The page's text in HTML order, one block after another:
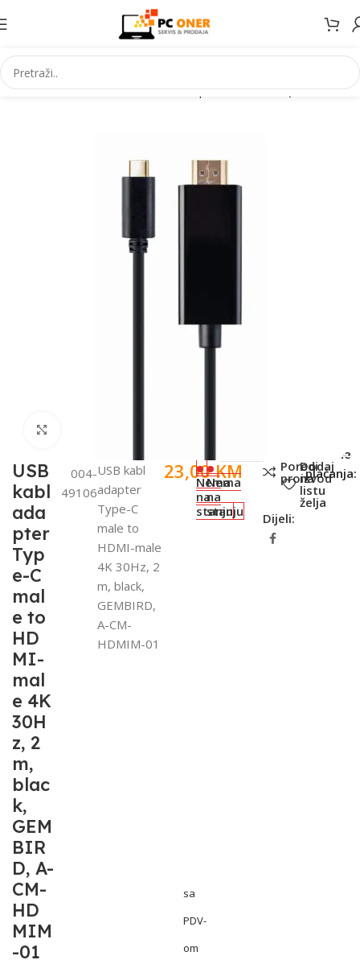
Početna Informatika Kablovi i adapteri Video adapteri
USB
kabl
ada
pter
Typ
e-C
mal
e to
HD
MI-
mal
e 4K
30H
z, 2
m,
blac
k,
GEM
BIR
D, A-
CM-
HD
MIM
-01
004-
49106
USB kabl
adapter
Type-C
male to
HDMI-male
4K 30Hz, 2
m, black,
GEMBIRD,
A-CM-
HDMIM-01
23,00KM
sa
PDV-
om
Nema
na
stanju
Nema
na
stanju
Poredi
proizvod
Dodaj
na
listu
želja
Dijeli:
Metode
plaćanja: